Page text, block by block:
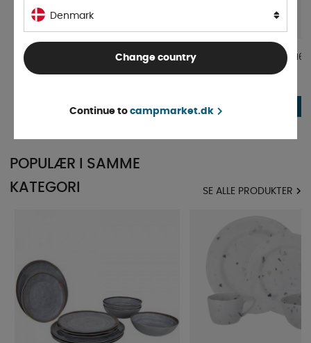
Servis Palma Lysegrå 16-dele
KØB!
Servis Palma Mørkegrå
704 DKK
POPULÆR I SAMME
KATEGORI
SE ALLE PRODUKTER
Denmark
Change country
Continue to campmarket.dk